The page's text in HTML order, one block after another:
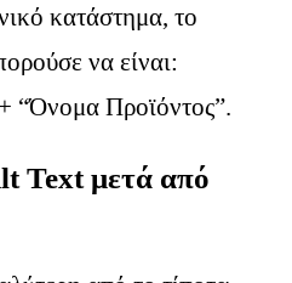
κατάστημα, το
να είναι:
“Όνομα Προϊόντος”.
Text μετά από